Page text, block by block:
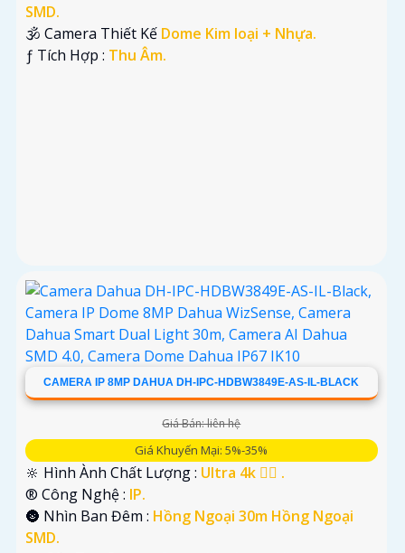
SMD.
🕉️ Camera Thiết Kế Dome Kim loại + Nhựa.
️ƒ Tích Hợp : Thu Âm.
CAMERA IP 8MP DAHUA DH-IPC-HDBW3849E-AS-IL-BLACK
Giá Bán: liên hệ
Giá Khuyến Mại: 5%-35%
🔆 Hình Ành Chất Lượng : Ultra 4k 👍🏾 .
®️ Công Nghệ : IP.
🌚 Nhìn Ban Đêm : Hồng Ngoại 30m Hồng Ngoại
SMD.